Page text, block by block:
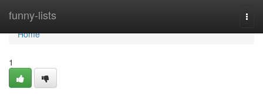
funny-lists
Home
Home
1